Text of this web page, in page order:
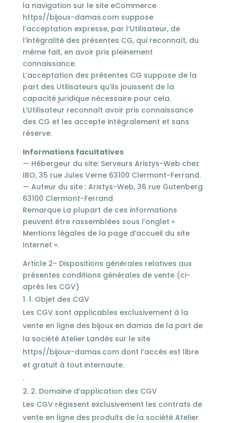
la navigation sur le site eCommerce
https//bijoux-damas.com suppose
l’acceptation expresse, par l’Utilisateur, de
l’intégralité des présentes CG, qui reconnaît, du
même fait, en avoir pris pleinement
connaissance.
L’acceptation des présentes CG suppose de la
part des Utilisateurs qu’ils jouissent de la
capacité juridique nécessaire pour cela.
L’Utilisateur reconnaît avoir pris connaissance
des CG et les accepte intégralement et sans
réserve.
Informations facultatives
— Hébergeur du site: Serveurs Aristys-Web chez
IBO, 35 rue Jules Verne 63100 Clermont-Ferrand.
— Auteur du site : Aristys-Web, 36 rue Gutenberg
63100 Clermont-Ferrand
Remarque La plupart de ces informations
peuvent être rassemblées sous l’onglet «
Mentions légales de la page d’accueil du site
Internet ».
Article 2- Dispositions générales relatives aux
présentes conditions générales de vente (ci-
après les CGV)
1. Objet des CGV
Les CGV sont applicables exclusivement à la
vente en ligne des bijoux en damas de la part de
la société Atelier Landès sur le site
https//bijoux-damas.com dont l’accès est libre
et gratuit à tout internaute.
.
2. Domaine d’application des CGV
Les CGV régissent exclusivement les contrats de
vente en ligne des produits de la société Atelier